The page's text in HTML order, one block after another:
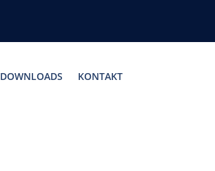
DOWNLOADS KONTAKT